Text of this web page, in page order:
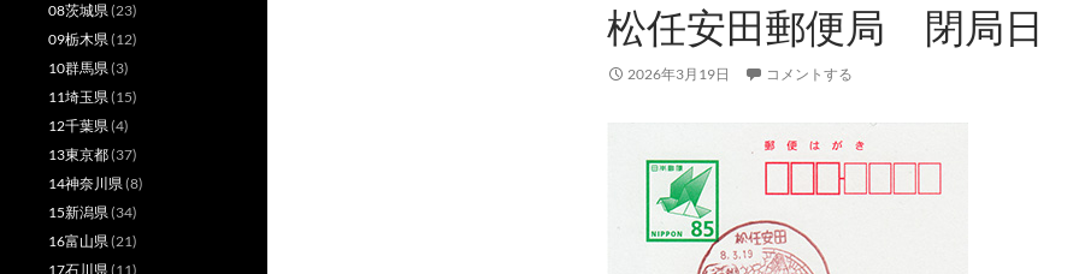
松任安田郵便局 閉局日
2026年3月19日 コメントする
08茨城県(23)
09栃木県(12)
10群馬県(3)
11埼玉県(15)
12千葉県(4)
13東京都(37)
14神奈川県(8)
15新潟県(34)
16富山県(21)
17石川県(11)